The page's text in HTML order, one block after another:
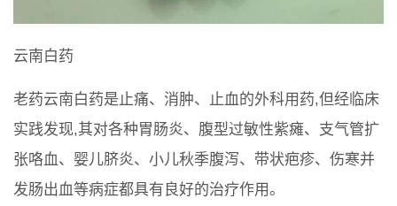
云南白药
老药云南白药是止痛、消肿、止血的外科用药,但经临床
实践发现,其对各种胃肠炎、腹型过敏性紫瘫、支气管扩
张咯血、婴儿脐炎、小儿秋季腹泻、带状疤疹、伤寒并
发肠出血等病症都具有良好的治疗作用。